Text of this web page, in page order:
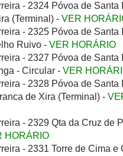
- 2324 Póvoa de Santa
(Terminal) - VER
- 2325 Póvoa de Santa
Ruivo - VER HORÁRIO
- 2327 Póvoa de Santa
- Circular - VER
- 2328 Póvoa de Santa
de Xira (Terminal) -
- 2329 Qta da Cruz de
HORÁRIO
- 2331 Torre de Cima e